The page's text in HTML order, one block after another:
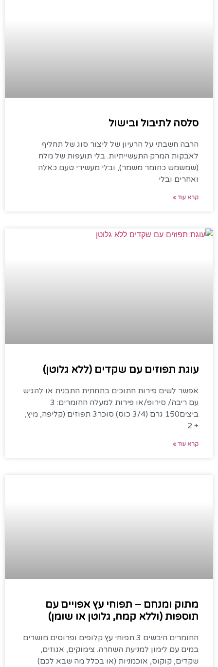
סלסה לתיבול ובישול
הרבה חשבתי על הרעיון של ליצור סוג של תחליף
לאבקות המרק התעשייתיות. בלי תועפות של מלח
(שמשמש כחומר משמר), ובלי מעשירי טעם כאלה
ואחרים ובלי
קרא עוד »
עוגת תפוזים עם שקדים (ללא גלוטן)
אפשר לשים פירות חתוכים בתחתית התבנית או להגיש
עם ריבה/ סירופ/או פירות למעלה החומרים: 3
ביצים150 גרם (3/4 כוס) סוכר3 תפוזים (קליפה, מיץ,
+ 2
קרא עוד »
מתוק ומנחם – תפוחי עץ אפויים עם
תוספות (וללא קמח, גלוטן או שומן)
החומרים היבשים 3 תפוחי עץ קלופים ופרוסים מושרים
במים עם לימון למניעת השחרה. צימוקים, אגוזים,
שקדים, קוקוס, אוכמניות (או בכלל מה שבא לכם)